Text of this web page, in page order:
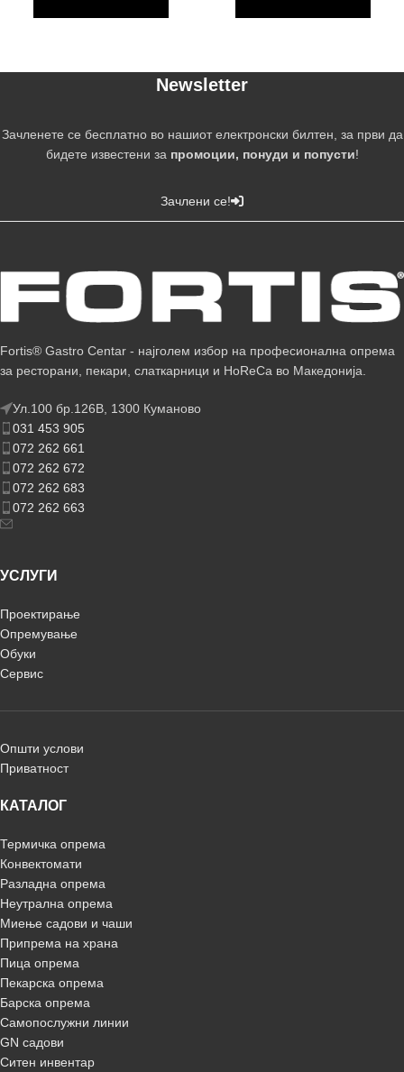
Newsletter
Зачленете се бесплатно во нашиот електронски билтен, за први да
бидете известени за промоции, понуди и попусти!
Зачлени се!
Fortis® Gastro Centar - најголем избор на професионална опрема
за ресторани, пекари, слаткарници и HoReCa во Македонија.
Ул.100 бр.126В, 1300 Куманово
031 453 905
072 262 661
072 262 672
072 262 683
072 262 663
УСЛУГИ
Проектирање
Опремување
Обуки
Сервис
Општи услови
Приватност
КАТАЛОГ
Термичка опрема
Конвектомати
Разладна опрема
Неутрална опрема
Миење садови и чаши
Припрема на храна
Пица опрема
Пекарска опрема
Барска опрема
Самопослужни линии
GN садови
Ситен инвентар